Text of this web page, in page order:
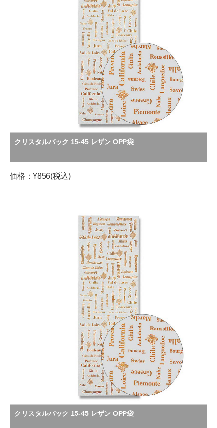
クリスタルパック 15-45 レザン OPP袋
価格：¥856(税込)
クリスタルパック 15-45 レザン OPP袋